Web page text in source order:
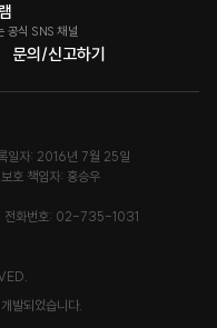
문의/신고하기
공식 SNS 채널
일자: 2016년 7월 25일
호 책임자: 홍승우
전화번호: 02-735-1031
발되었습니다.